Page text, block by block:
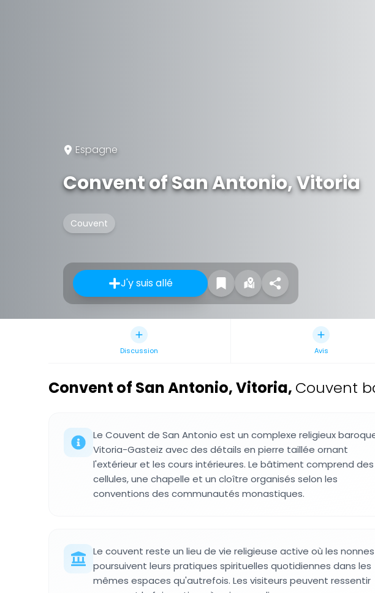
Espagne
Convent of San Antonio, Vitoria
Couvent
J'y suis allé
Discussion Avis
Convent of San Antonio, Vitoria, Couvent
Le Couvent de San Antonio est un complexe religieux
Vitoria-Gasteiz avec des détails en pierre taillée ornant
l'extérieur et les cours intérieures. Le bâtiment comprend des
cellules, une chapelle et un cloître organisés selon les
conventions des communautés monastiques.
Le couvent reste un lieu de vie religieuse active où les nonnes
poursuivent leurs pratiques spirituelles quotidiennes dans les
mêmes espaces qu'autrefois. Les visiteurs peuvent ressentir